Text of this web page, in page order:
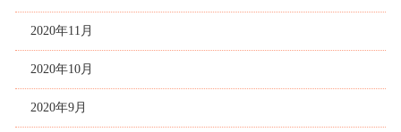
2020年11月
2020年10月
2020年9月